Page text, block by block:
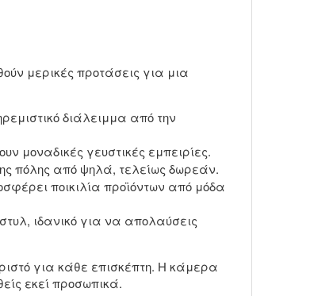
μερικές προτάσεις για μια
διάλειμμα από την
μοναδικές γευστικές εμπειρίες.
πόλης από ψηλά, τελείως δωρεάν.
ποικιλία προϊόντων από μόδα
ιδανικό για να απολαύσεις
για κάθε επισκέπτη. Η κάμερα
εκεί προσωπικά.